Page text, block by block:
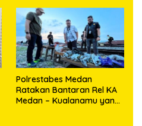
Polrestabes Medan
Ratakan Bantaran Rel KA
Medan – Kualanamu yang